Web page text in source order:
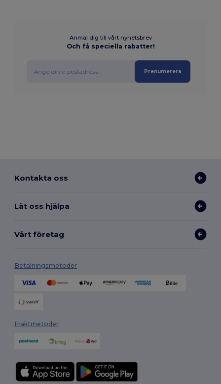
Anmäl dig till vårt nyhetsbrev
Och få speciella rabatter!
Prenumerera
Kontakta oss
Låt oss hjälpa
Vårt företag
Betalningsmetoder
Fraktmetoder